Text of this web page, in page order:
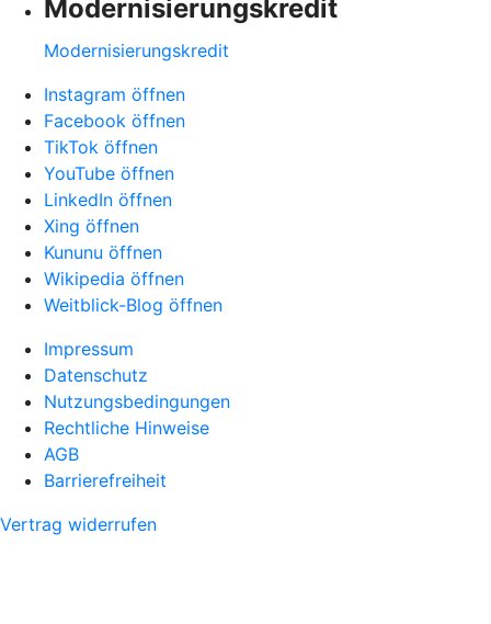
Modernisierungskredit
Modernisierungskredit
Instagram öffnen
Facebook öffnen
TikTok öffnen
YouTube öffnen
LinkedIn öffnen
Xing öffnen
Kununu öffnen
Wikipedia öffnen
Weitblick-Blog öffnen
Impressum
Datenschutz
Nutzungsbedingungen
Rechtliche Hinweise
AGB
Barrierefreiheit
Vertrag widerrufen